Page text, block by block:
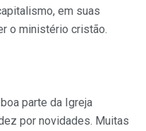
em suas
o ministério cristão.
parte da Igreja
por novidades. Muitas